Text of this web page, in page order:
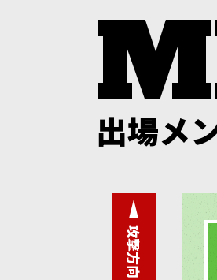
出場メ
攻撃方向